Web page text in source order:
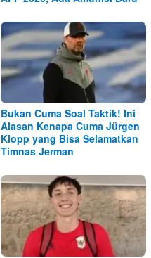
Bukan Cuma Soal Taktik! Ini
Alasan Kenapa Cuma Jürgen
Klopp yang Bisa Selamatkan
Timnas Jerman